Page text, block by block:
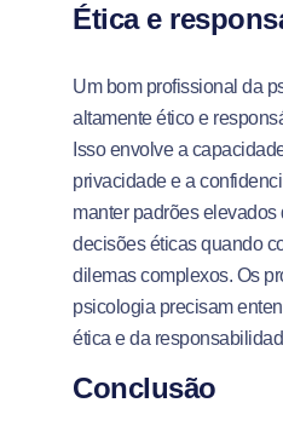
Ética e
Um bom profissional da
altamente ético e
Isso envolve a
privacidade e a
manter padrões elevados
decisões éticas quando
dilemas complexos. Os
psicologia precisam
ética e da
Conclusão